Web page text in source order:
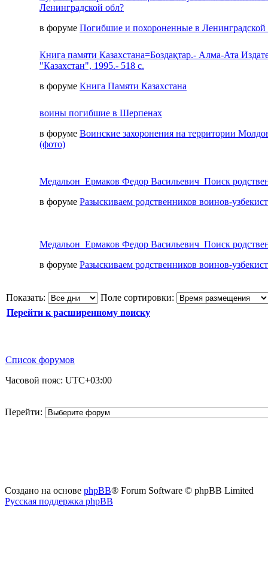
Ленинградской обл?
в форуме Погибшие и похороненные в Ленинградской
Книга памяти Казахстана=Боздақтар.- Алма-Ата
"Казахстан", 1995.- 518 с.
в форуме Книга Памяти Казахстана
воины погибшие в Шерпенах
в форуме Воинские захоронения на территории
(фото)
Медальон_Ермаков Федор Васильевич_Поиск
в форуме Разыскиваем родственников воинов-
Медальон_Ермаков Федор Васильевич_Поиск
в форуме Разыскиваем родственников воинов-
Показать:
Поле сортировки:
Перейти к расширенному поиску
Список форумов
Часовой пояс: UTC+03:00
Перейти:
Создано на основе phpBB® Forum Software © phpBB Limited
Русская поддержка phpBB